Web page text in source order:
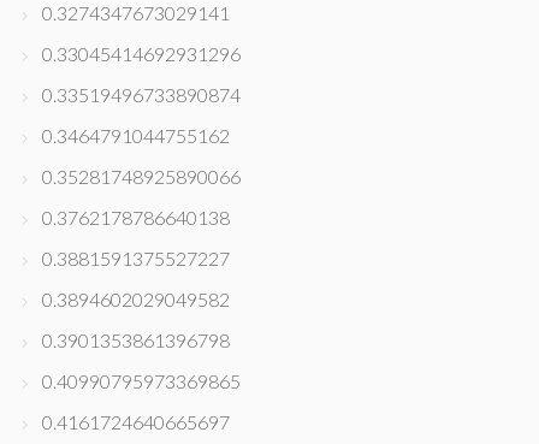
0.3274347673029141
0.33045414692931296
0.33519496733890874
0.3464791044755162
0.35281748925890066
0.3762178786640138
0.3881591375527227
0.3894602029049582
0.3901353861396798
0.40990795973369865
0.4161724640665697